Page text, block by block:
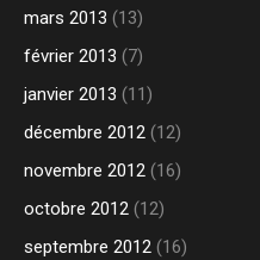
mars 2013 (13)
février 2013 (7)
janvier 2013 (11)
décembre 2012 (12)
novembre 2012 (16)
octobre 2012 (12)
septembre 2012 (16)